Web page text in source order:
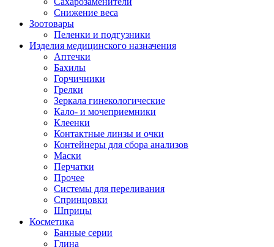
Снижение веса
Зоотовары
Пеленки и подгузники
Изделия медицинского назначения
Аптечки
Бахилы
Горчичники
Грелки
Зеркала гинекологические
Кало- и мочеприемники
Клеенки
Контактные линзы и очки
Контейнеры для сбора анализов
Маски
Перчатки
Прочее
Системы для переливания
Спринцовки
Шприцы
Косметика
Банные серии
Глина